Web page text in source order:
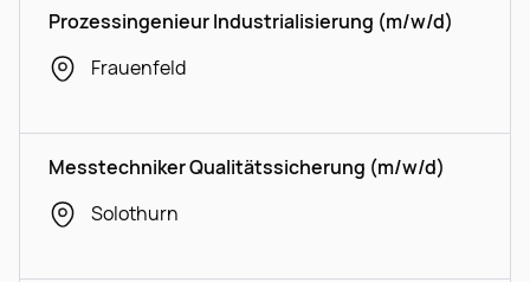
Prozessingenieur Industrialisierung (m/w/d)
Frauenfeld
Messtechniker Qualitätssicherung (m/w/d)
Solothurn